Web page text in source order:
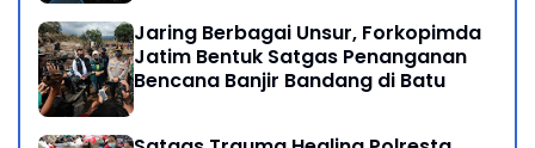
Jaring Berbagai Unsur, Forkopimda
Jatim Bentuk Satgas Penanganan
Bencana Banjir Bandang di Batu